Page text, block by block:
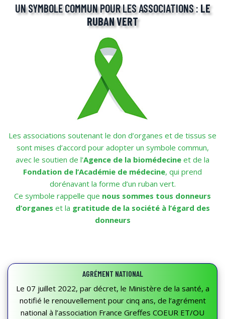
UN SYMBOLE COMMUN POUR LES ASSOCIATIONS : LE
RUBAN VERT
Les associations soutenant le don d’organes et de tissus se
sont mises d’accord pour adopter un symbole commun,
avec le soutien de l’Agence de la biomédecine et de la
Fondation de l’Académie de médecine, qui prend
dorénavant la forme d’un ruban vert.
Ce symbole rappelle que nous sommes tous donneurs
d’organes et la gratitude de la société à l’égard des
donneurs
AGRÉMENT NATIONAL
Le 07 juillet 2022, par décret, le Ministère de la santé, a
notifié le renouvellement pour cinq ans, de l’agrément
national à l’association France Greffes COEUR ET/OU